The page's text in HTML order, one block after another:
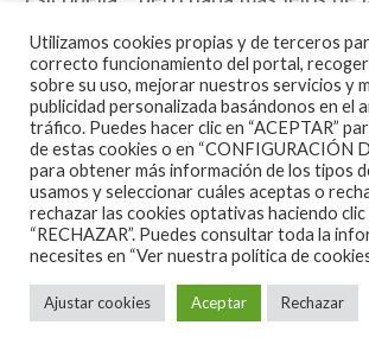
manda el desierto más enfurecido y
en los dos tracks iniciales, «Hard To
fraseos a los Jonathan Davis
‘Cigarettes’ y «Altered Carbon» que
riffaco de escuela Iommi
y reptante en el inicio hasta mutar
medio camino entre Corrosion
Prong. El sencillo «Phony Braggart»
un planeta cercano alDopes To
Utilizamos cookies propias y de terceros
correcto funcionamiento del portal,
sobre su uso, mejorar nuestros servicios y
publicidad personalizada basándonos en el
tráfico. Puedes hacer clic en “ACEPTAR”
de estas cookies o en “CONFIGURACIÓN
para obtener más información de los tipos
usamos y seleccionar cuáles aceptas o
rechazar las cookies optativas haciendo clic
“RECHAZAR”. Puedes consultar toda la
necesites en “Ver nuestra política de
Ajustar cookies Aceptar Rechazar